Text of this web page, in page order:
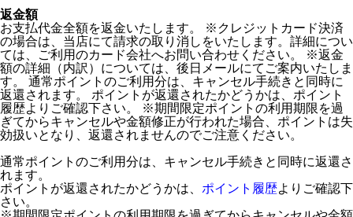
返金額
お支払代金全額を返金いたします。 ※クレジットカード決済
の場合は、当店にて請求の取り消しをいたします。詳細につい
ては、ご利用のカード会社へお問い合わせください。 ※返金
額の詳細（内訳）については、後日メールにてご案内いたしま
す。 通常ポイントのご利用分は、キャンセル手続きと同時に
返還されます。 ポイントが返還されたかどうかは、ポイント
履歴よりご確認下さい。 ※期間限定ポイントの利用期限を過
ぎてからキャンセルや金額修正が行われた場合、ポイントは失
効扱いとなり、返還されませんのでご注意ください。
通常ポイントのご利用分は、キャンセル手続きと同時に返還さ
れます。
ポイントが返還されたかどうかは、 ポイント履歴よりご確認下
さい。